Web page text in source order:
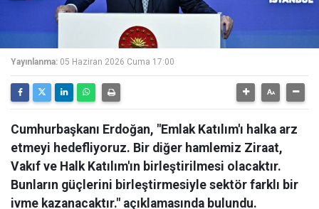
Yayınlanma: 05 Haziran 2026 Cuma 17:00
Cumhurbaşkanı Erdoğan, "Emlak Katılım'ı halka arz
etmeyi hedefliyoruz. Bir diğer hamlemiz Ziraat,
Vakıf ve Halk Katılım'ın birleştirilmesi olacaktır.
Bunların güçlerini birleştirmesiyle sektör farklı bir
ivme kazanacaktır." açıklamasında bulundu.